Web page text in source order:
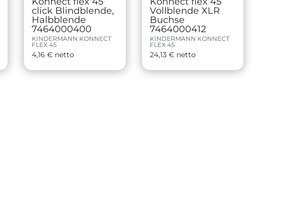
click Blindblende,
Halbblende
7464000400
KINDERMANN KONNECT
FLEX 45
4,16€ netto
Vollblende XLR
Buchse
7464000412
KINDERMANN KONNECT
FLEX 45
24,13 € netto